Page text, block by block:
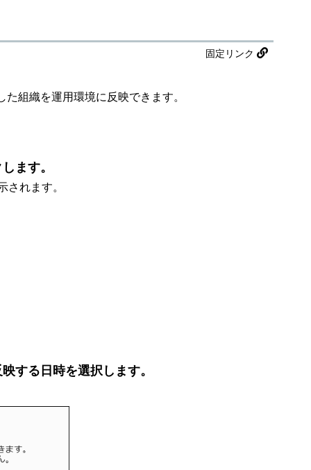
固定リンク
組織を運用環境に反映できます。
ます。
れます。
する日時を選択します。